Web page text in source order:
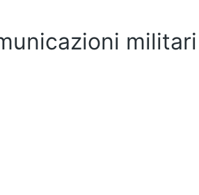
militari